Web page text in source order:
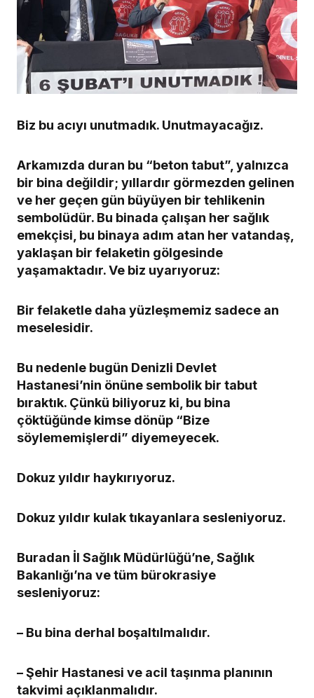
Biz bu acıyı unutmadık. Unutmayacağız.
Arkamızda duran bu “beton tabut”, yalnızca
bir bina değildir; yıllardır görmezden gelinen
ve her geçen gün büyüyen bir tehlikenin
sembolüdür. Bu binada çalışan her sağlık
emekçisi, bu binaya adım atan her vatandaş,
yaklaşan bir felaketin gölgesinde
yaşamaktadır. Ve biz uyarıyoruz:
Bir felaketle daha yüzleşmemiz sadece an
meselesidir.
Bu nedenle bugün Denizli Devlet
Hastanesi’nin önüne sembolik bir tabut
bıraktık. Çünkü biliyoruz ki, bu bina
çöktüğünde kimse dönüp “Bize
söylememişlerdi” diyemeyecek.
Dokuz yıldır haykırıyoruz.
Dokuz yıldır kulak tıkayanlara sesleniyoruz.
Buradan İl Sağlık Müdürlüğü’ne, Sağlık
Bakanlığı’na ve tüm bürokrasiye
sesleniyoruz:
– Bu bina derhal boşaltılmalıdır.
– Şehir Hastanesi ve acil taşınma planının
takvimi açıklanmalıdır.